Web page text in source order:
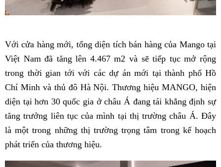
Với cửa hàng mới, tổng diện tích bán hàng của Mango tại
Việt Nam đã tăng lên 4.467 m2 và sẽ tiếp tục mở rộng
trong thời gian tới với các dự án mới tại thành phố Hồ
Chí Minh và thủ đô Hà Nội. Thương hiệu MANGO, hiện
diện tại hơn 30 quốc gia ở châu Á đang tái khẳng định sự
tăng trưởng liên tục của mình tại thị trường châu Á. Đây
là một trong những thị trường trọng tâm trong kế hoạch
phát triển của thương hiệu.